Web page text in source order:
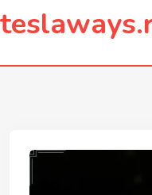
content